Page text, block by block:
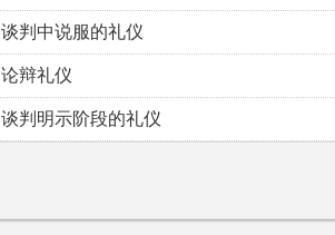
谈判中说服的礼仪
论辩礼仪
谈判明示阶段的礼仪